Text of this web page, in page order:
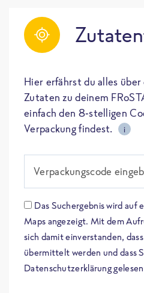
Hier erfährst du alles
Zutaten zu deinem
einfach den 8-stelligen
Verpackung findest.
i
Verpackungscode
Das Suchergebnis wird auf
Maps angezeigt. Mit dem
sich damit einverstanden,
übermittelt werden und dass
Datenschutzerklärung